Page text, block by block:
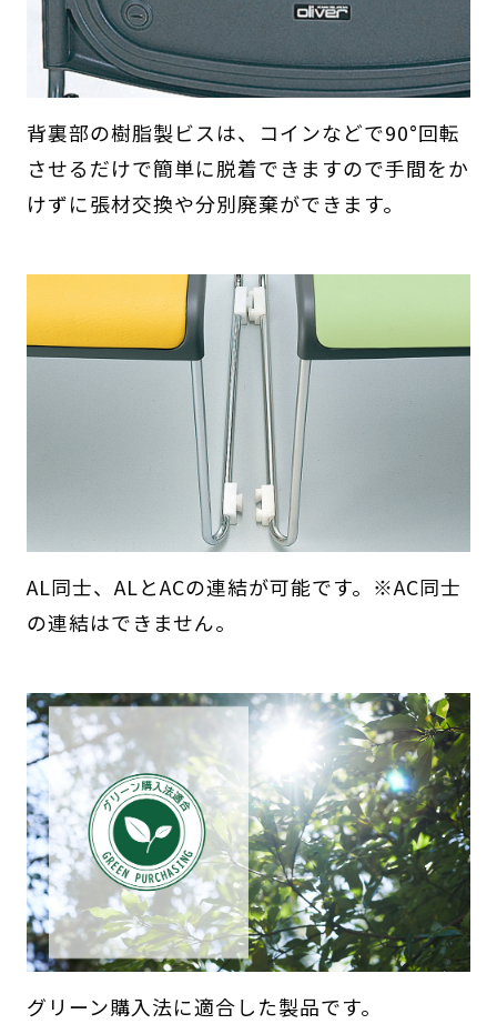
背裏部の樹脂製ビスは、コインなどで90°回転
させるだけで簡単に脱着できますので手間をか
けずに張材交換や分別廃棄ができます。
AL同士、ALとACの連結が可能です。※AC同士
の連結はできません。
グリーン購入法に適合した製品です。